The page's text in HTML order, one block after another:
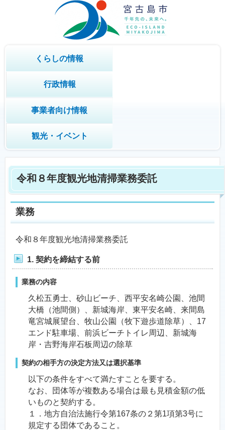
くらしの情報
行政情報
事業者向け情報
観光・イベント
令和８年度観光地清掃業務委託
業務
令和８年度観光地清掃業務委託
1. 契約を締結する前
業務の内容
久松五勇士、砂山ビーチ、西平安名崎公園、池間
大橋（池間側）、新城海岸、東平安名崎、来間島
竜宮城展望台、牧山公園（牧下遊歩道除草）、17
エンド駐車場、前浜ビーチトイレ周辺、新城海
岸・吉野海岸石板周辺の除草
契約の相手方の決定方法又は選択基準
以下の条件をすべて満たすことを要する。
なお、団体等が複数ある場合は最も見積金額の低
いものと契約する。
１．地方自治法施行令第167条の２第1項第3号に
規定する団体であること。